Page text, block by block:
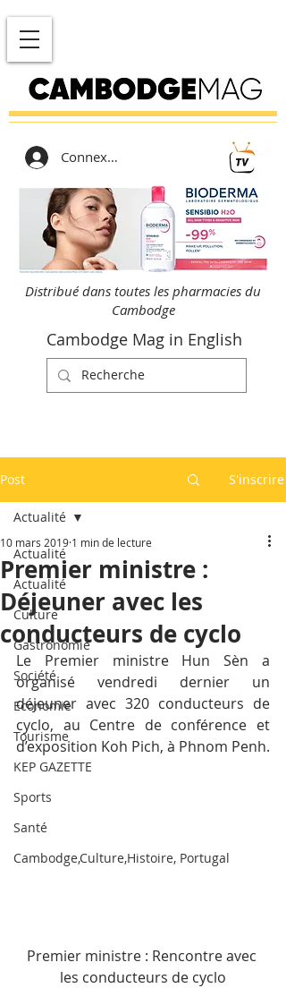
Connexion
Distribué dans toutes les pharmacies du
Cambodge
Cambodge Mag in English
Post S'inscrire
Actualité
Actualité
Culture
Gastronomie
Société
Economie
Tourisme
KEP GAZETTE
Sports
Santé
Cambodge,Culture,Histoire, Portugal
Actualité
Premier ministre :
Déjeuner avec les
conducteurs de cyclo
10 mars 2019 1 min de lecture
Le Premier ministre Hun Sèn a
organisé vendredi dernier un
déjeuner avec 320 conducteurs de
cyclo, au Centre de conférence et
d’exposition Koh Pich, à Phnom Penh.
Premier ministre : Rencontre avec
les conducteurs de cyclo